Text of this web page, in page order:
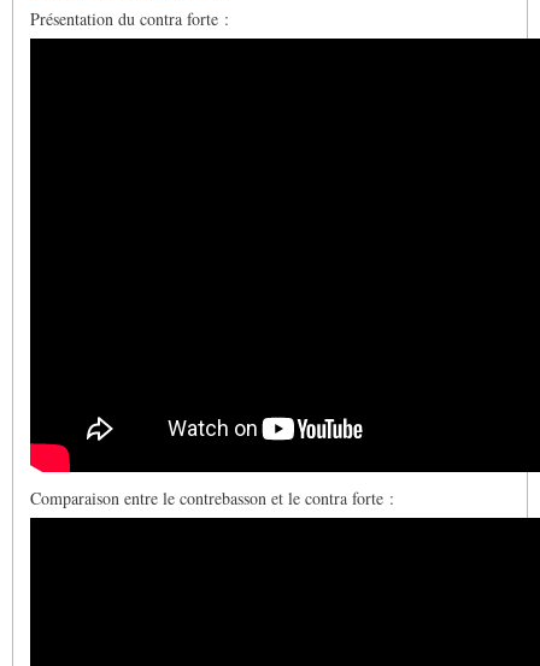
Présentation du contra forte :
Comparaison entre le contrebasson et le contra forte :